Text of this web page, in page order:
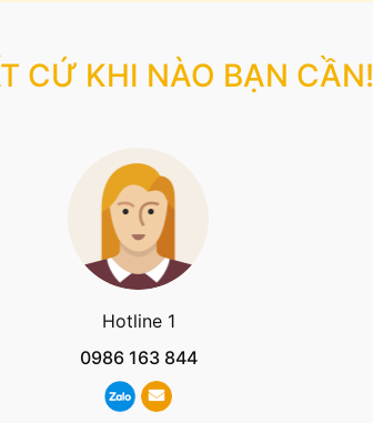
CỨ KHI NÀO BẠN CẦN!
Hotline 1
0986 163 844